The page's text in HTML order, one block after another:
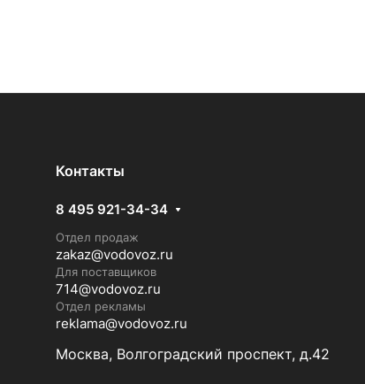
Контакты
8 495 921-34-34
Отдел продаж
zakaz@vodovoz.ru
Для поставщиков
714@vodovoz.ru
Отдел рекламы
reklama@vodovoz.ru
Москва, Волгоградский проспект, д.42